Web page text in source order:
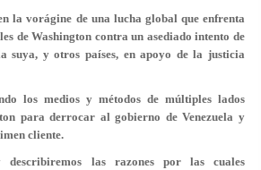
la vorágine de una lucha global que enfrenta
de Washington contra un asediado intento de
suya, y otros países, en apoyo de la justicia
los medios y métodos de múltiples lados
para derrocar al gobierno de Venezuela y
cliente.
describiremos las razones por las cuales